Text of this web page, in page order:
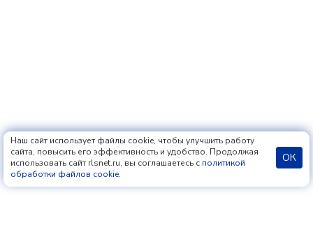
Наш сайт использует файлы cookie, чтобы улучшить работу
сайта, повысить его эффективность и удобство. Продолжая
использовать сайт rlsnet.ru, вы соглашаетесь с политикой
обработки файлов cookie.
ОК